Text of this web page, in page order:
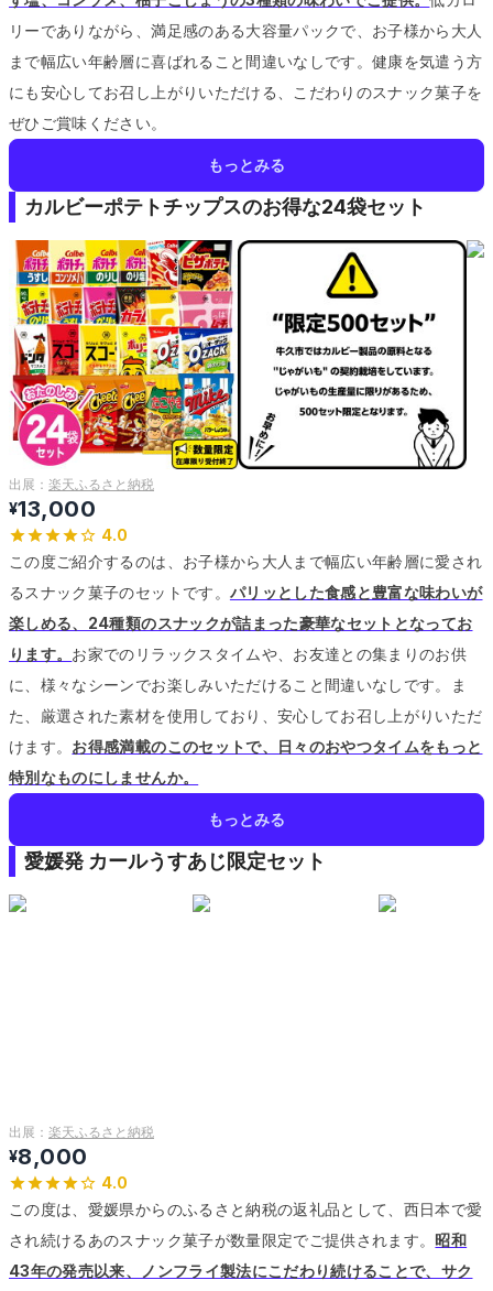
リーでありながら、満足感のある大容量パックで、お子様から大人
まで幅広い年齢層に喜ばれること間違いなしです。健康を気遣う方
にも安心してお召し上がりいただける、こだわりのスナック菓子を
ぜひご賞味ください。
もっとみる
カルビーポテトチップスのお得な24袋セット
出展： 楽天ふるさと納税
¥13,000
4.0
この度ご紹介するのは、お子様から大人まで幅広い年齢層に愛され
るスナック菓子のセットです。 パリッとした食感と豊富な味わいが
楽しめる、24種類のスナックが詰まった豪華なセットとなってお
ります。 お家でのリラックスタイムや、お友達との集まりのお供
に、様々なシーンでお楽しみいただけること間違いなしです。
ま
た、厳選された素材を使用しており、安心してお召し上がりいただ
けます。 お得感満載のこのセットで、日々のおやつタイムをもっと
特別なものにしませんか。
もっとみる
愛媛発 カールうすあじ限定セット
出展： 楽天ふるさと納税
¥8,000
4.0
この度は、愛媛県からのふるさと納税の返礼品として、西日本で愛
され続けるあのスナック菓子が数量限定でご提供されます。 昭和
43年の発売以来、ノンフライ製法にこだわり続けることで、サク